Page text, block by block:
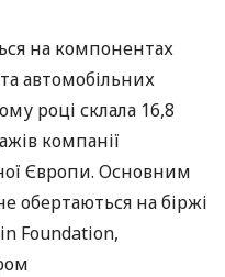
на компонентах
автомобільних
році склала 16,8
компанії
Європи. Основним
обертаються на біржі
Foundation,